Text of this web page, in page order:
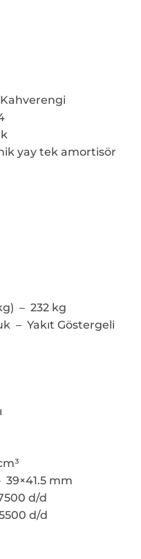
Kahverengi
yay tek amortisör
– 232 kg
– Yakıt Göstergeli
39×41.5 mm
d/d
d/d